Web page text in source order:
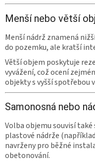
Menší nebo větší
Menší nádrž znamená
do pozemku, ale kratší
Větší objem poskytuje
vyvážení, což ocení
objekty s vyšší spotřebou
Samonosná nebo
Volba objemu souvisí
plastové nádrže (například
navrženy pro běžné
obetonování.